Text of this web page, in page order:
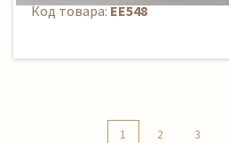
Код товара:EE548
1 2 3